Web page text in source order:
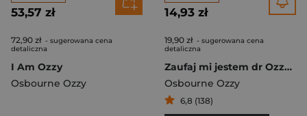
53,57 zł
72,90 zł - sugerowana cena
detaliczna
I Am Ozzy
Osbourne Ozzy
14,93 zł
19,90 zł - sugerowana cena
detaliczna
Zaufaj mi jestem dr Ozzy Porady rockmana który przetrwał
Osbourne Ozzy
6,8 (138)